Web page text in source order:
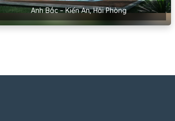
Anh Bắc – Kiến An, Hải Phòng